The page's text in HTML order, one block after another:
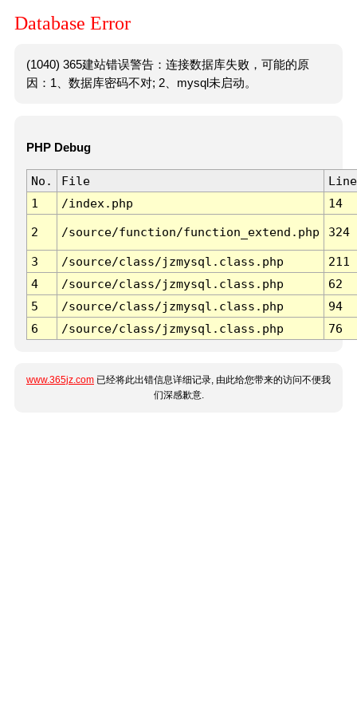
Database Error
(1040) 365建站错误警告：连接数据库失败，可能的原
因：1、数据库密码不对; 2、mysql未启动。
PHP Debug
No. File
Line
1
/index.php 14
2 /source/function/function_extend.php 324
3 /source/class/jzmysql.class.php
211
4
/source/class/jzmysql.class.php
62
5
/source/class/jzmysql.class.php
94
6
/source/class/jzmysql.class.php 76
www.365jz.com 已经将此出错信息详细记录, 由此给您带来的访问不便我
们深感歉意.